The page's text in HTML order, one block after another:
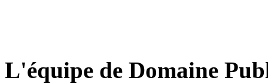
L'équipe de Domaine